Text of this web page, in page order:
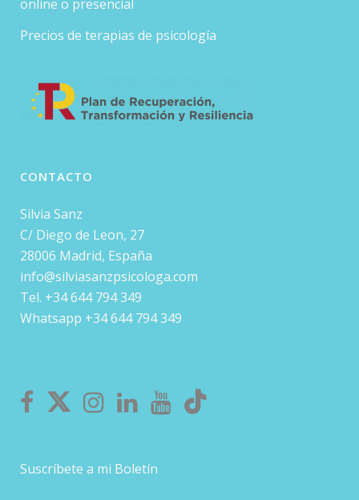
online o presencial
Precios de terapias de psicología
CONTACTO
Silvia Sanz
C/ Diego de Leon, 27
28006 Madrid, España
info@silviasanzpsicologa.com
Tel. +34 644 794 349
Whatsapp +34 644 794 349
Suscríbete a mi Boletín